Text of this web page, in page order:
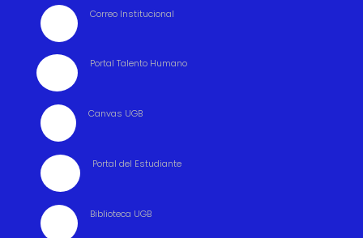
Correo Institucional
Portal Talento Humano
Canvas UGB
Portal del Estudiante
Biblioteca UGB